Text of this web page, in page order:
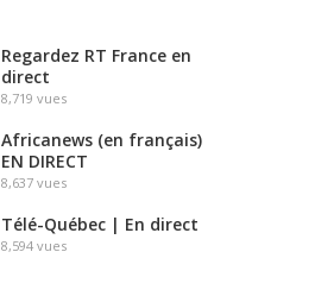
Regardez RT France en
direct
8,719 vues
Africanews (en français)
EN DIRECT
8,637 vues
Télé-Québec | En direct
8,594 vues